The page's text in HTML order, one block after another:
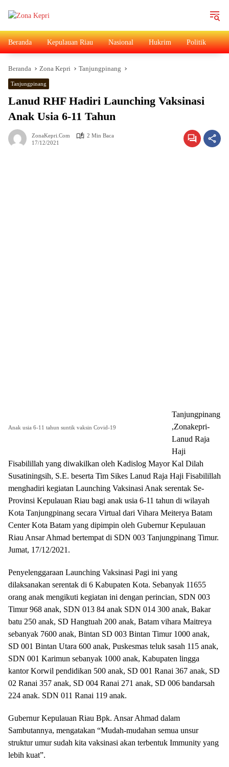
Beranda Kepulauan Riau Nasional Hukrim Politik
Beranda Zona Kepri Tanjungpinang
Tanjungpinang
Lanud RHF Hadiri Launching Vaksinasi
Anak Usia 6-11 Tahun
ZonaKepri.com
2 Min Baca
17/12/2021
Anak usia 6-11 tahun suntik vaksin Covid-19
Tanjungpinang
,Zonakepri-
Lanud Raja
Haji
Fisabilillah yang diwakilkan oleh Kadislog Mayor Kal Dilah
Susatiningsih, S.E. beserta Tim Sikes Lanud Raja Haji Fisabilillah
menghadiri kegiatan Launching Vaksinasi Anak serentak Se-
Provinsi Kepulauan Riau bagi anak usia 6-11 tahun di wilayah
Kota Tanjungpinang secara Virtual dari Vihara Meiterya Batam
Center Kota Batam yang dipimpin oleh Gubernur Kepulauan
Riau Ansar Ahmad bertempat di SDN 003 Tanjungpinang Timur.
Jumat, 17/12/2021.
Penyelenggaraan Launching Vaksinasi Pagi ini yang
dilaksanakan serentak di 6 Kabupaten Kota. Sebanyak 11655
orang anak mengikuti kegiatan ini dengan perincian, SDN 003
Timur 968 anak, SDN 013 84 anak SDN 014 300 anak, Bakar
batu 250 anak, SD Hangtuah 200 anak, Batam vihara Maitreya
sebanyak 7600 anak, Bintan SD 003 Bintan Timur 1000 anak,
SD 001 Bintan Utara 600 anak, Puskesmas teluk sasah 115 anak,
SDN 001 Karimun sebanyak 1000 anak, Kabupaten lingga
kantor Korwil pendidikan 500 anak, SD 001 Ranai 367 anak, SD
02 Ranai 357 anak, SD 004 Ranai 271 anak, SD 006 bandarsah
224 anak. SDN 011 Ranai 119 anak.
Gubernur Kepulauan Riau Bpk. Ansar Ahmad dalam
Sambutannya, mengatakan “Mudah-mudahan semua unsur
struktur umur sudah kita vaksinasi akan terbentuk Immunity yang
lebih kuat”.